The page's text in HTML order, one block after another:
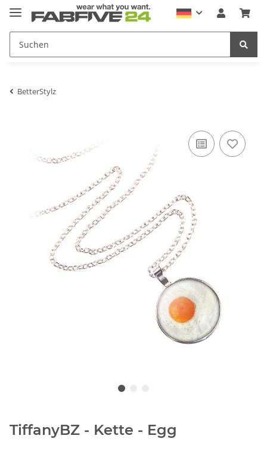
BetterStylz
TiffanyBZ - Kette - Egg